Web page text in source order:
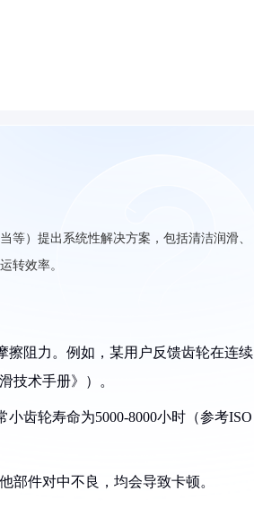
等）提出系统性解决方案，包括清洁润滑、
转效率。
擦阻力。例如，某用户反馈齿轮在连续
技术手册》）。
齿轮寿命为5000-8000小时（参考ISO
部件对中不良，均会导致卡顿。